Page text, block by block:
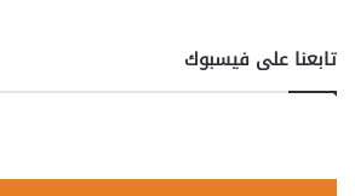
تابعنا على فيسبوك